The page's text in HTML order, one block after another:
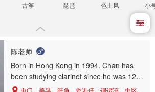
古筝 琵琶 色士风 小
陈老师
Born in Hong Kong in 1994. Chan has
been studying clarinet since he was 12
years old and studied with Hong Kong's
屯门、美孚、旺角、香港仔、铜锣湾、中区、